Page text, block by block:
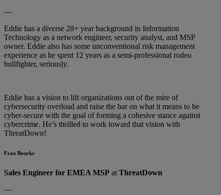
—
Eddie has a diverse 28+ year background in Information
Technology as a network engineer, security analyst, and MSP
owner. Eddie also has some unconventional risk management
experience as he spent 12 years as a semi-professional rodeo
bullfighter, seriously.
Eddie has a vision to lift organizations out of the mire of
cybersecurity overload and raise the bar on what it means to be
cyber-secure with the goal of forming a cohesive stance against
cybercrime. He’s thrilled to work toward that vision with
ThreatDown!
Fran Bourke
Sales Engineer for EMEA MSP at ThreatDown
—